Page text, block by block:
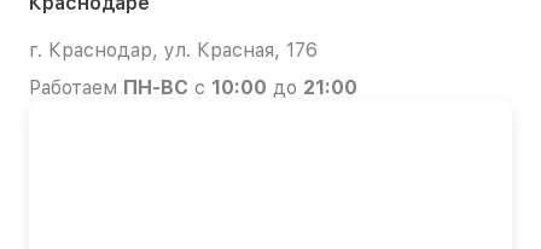
г. Краснодар, ул. Красная, 176
Работаем ПН-ВС с 10:00 до 21:00